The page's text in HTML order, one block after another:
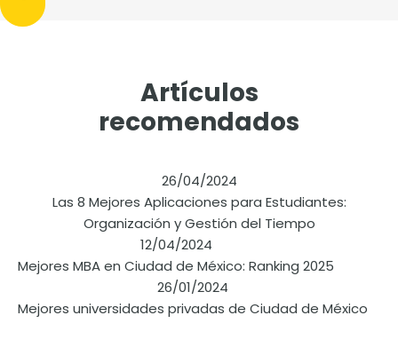
Artículos
recomendados
26/04/2024
Las 8 Mejores Aplicaciones para Estudiantes:
Organización y Gestión del Tiempo
12/04/2024
Mejores MBA en Ciudad de México: Ranking 2025
26/01/2024
Mejores universidades privadas de Ciudad de México